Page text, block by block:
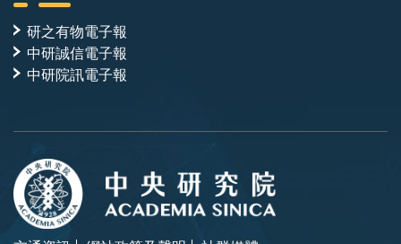
研之有物電子報
中研誠信電子報
中研院訊電子報